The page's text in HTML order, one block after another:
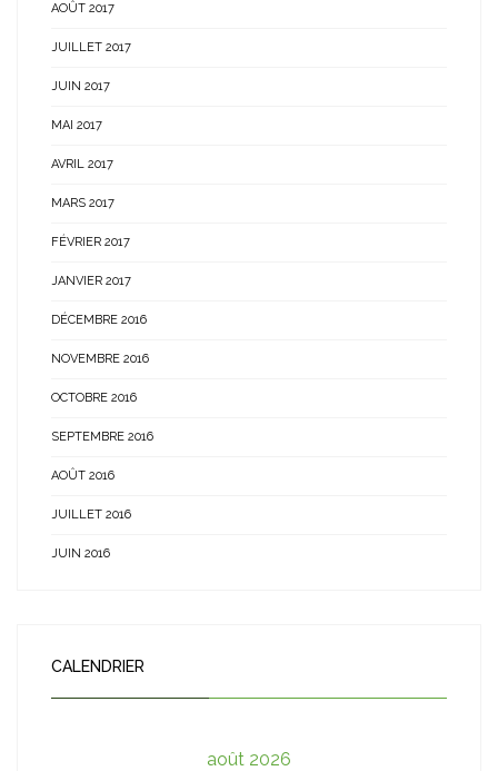
AOÛT 2017
JUILLET 2017
JUIN 2017
MAI 2017
AVRIL 2017
MARS 2017
FÉVRIER 2017
JANVIER 2017
DÉCEMBRE 2016
NOVEMBRE 2016
OCTOBRE 2016
SEPTEMBRE 2016
AOÛT 2016
JUILLET 2016
JUIN 2016
CALENDRIER
août 2026